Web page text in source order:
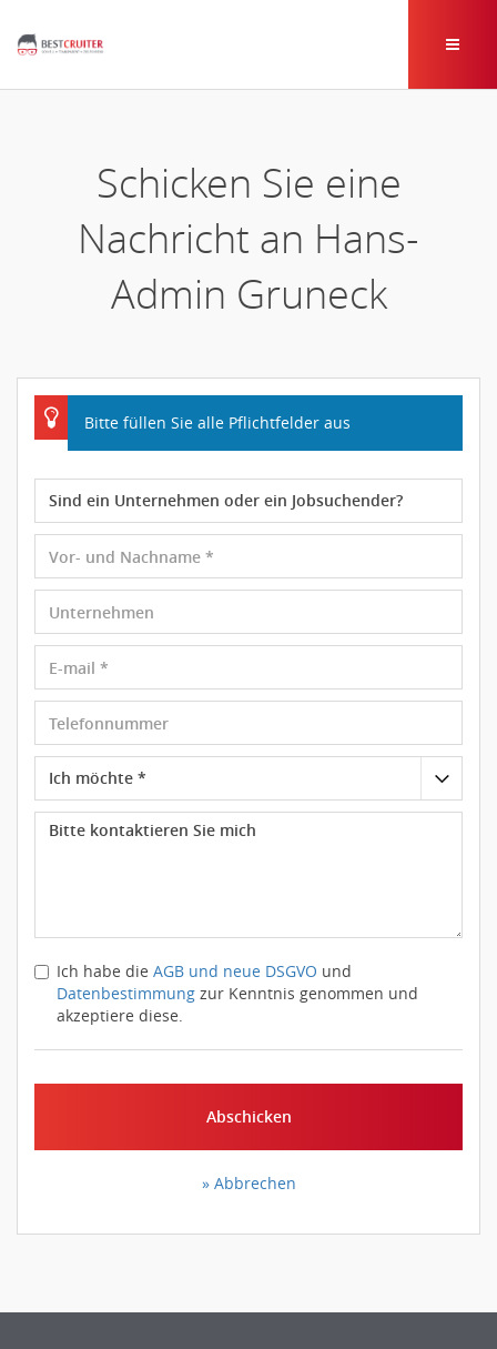
Schicken Sie eine
Nachricht an Hans-
Admin Gruneck
Bitte füllen Sie alle Pflichtfelder aus
Ich habe die AGB und neue DSGVO und
Datenbestimmung zur Kenntnis genommen und
akzeptiere diese.
Abschicken
» Abbrechen